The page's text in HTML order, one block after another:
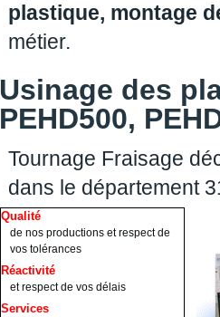
plastique, montage
métier.
Usinage des
PEHD500,
Tournage Fraisage
dans le département
Qualité
de nos productions et respect de
vos tolérances
Réactivité
et respect de vos délais
Services